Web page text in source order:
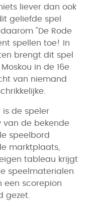
liever dan ook
geliefde spel
"De Rode
spellen toe! In
brengt dit spel
in de 16e
van niemand
is de speler
van de bekende
speelbord
marktplaats,
tableau krijgt
speelmaterialen
een scorepion
gezet.